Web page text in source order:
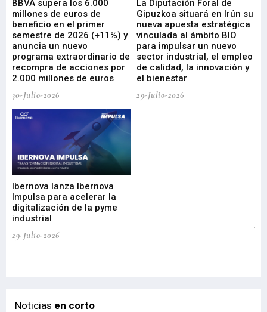
BBVA supera los 6.000
millones de euros de
beneficio en el primer
semestre de 2026 (+11%) y
anuncia un nuevo
programa extraordinario de
recompra de acciones por
2.000 millones de euros
30-Julio-2026
La Diputación Foral de
Gipuzkoa situará en Irún su
nueva apuesta estratégica
vinculada al ámbito BIO
para impulsar un nuevo
sector industrial, el empleo
de calidad, la innovación y
el bienestar
29-Julio-2026
Ibernova lanza Ibernova
Impulsa para acelerar la
digitalización de la pyme
industrial
29-Julio-2026
Noticias en corto